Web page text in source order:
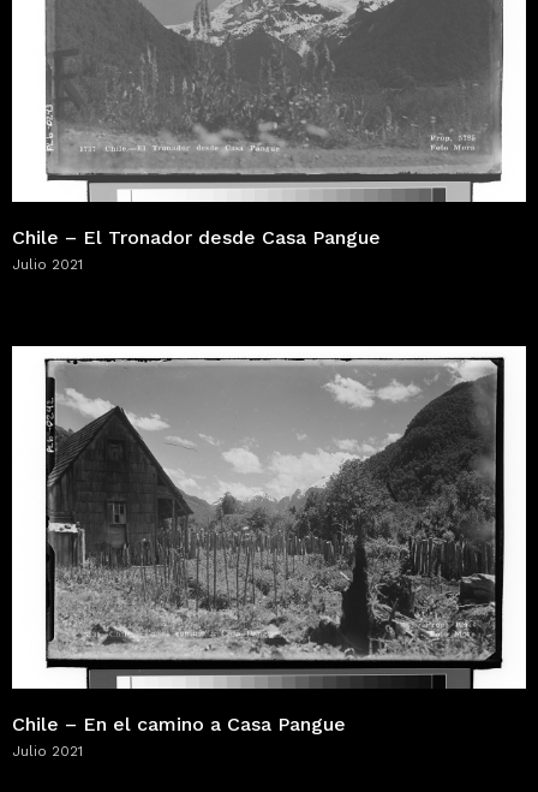
Chile – El Tronador desde Casa Pangue
Julio 2021
Chile – En el camino a Casa Pangue
Julio 2021